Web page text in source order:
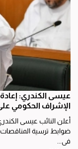
عيسى الكندري:
الإشراف الحكومي
أعلن النائب عيسى
في...